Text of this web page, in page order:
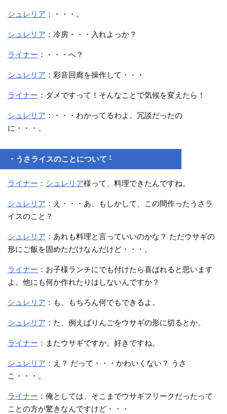
シュレリア ：・・・。
シュレリア ：冷房・・・入れよっか？
ライナー ：・・・へ？
シュレリア ：彩音回廊を操作して・・・
ライナー ：ダメですって！そんなことで気候を変えたら！
シュレリア ：・・・わかってるわよ。冗談だったの
に・・・。
・うさライスのことについて†
ライナー ： シュレリア様って、料理できたんですね。
シュレリア ：え・・・あ、もしかして、この間作ったうさラ
イスのこと？
シュレリア ：あれも料理と言っていいのかな？ ただウサギの
形にご飯を固めただけなんだけど・・・。
ライナー ：お子様ランチにでも付けたら喜ばれると思います
よ。他にも何か作れたりはしないんですか？
シュレリア ：も、もちろん何でもできるよ。
シュレリア ：た、例えばりんごをウサギの形に切るとか。
ライナー ：またウサギですか。好きですね。
シュレリア ：え？ だって・・・かわいくない？ うさ
こ・・・。
ライナー ：俺としては、そこまでウサギフリークだったって
ことの方が驚きなんですけど・・・